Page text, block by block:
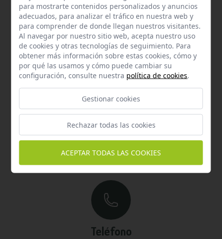
responderemos en menos de 24 horas laborables.
Horario de atención al cliente:
De lunes a jueves de 8:00 a 15:00 y viernes de 8:00 a 14:00
hola@welovemascotas.com
Teléfono
para mostrarte contenidos personalizados y anuncios
adecuados, para analizar el tráfico en nuestra web y
para comprender de donde llegan nuestros visitantes.
Al navegar por nuestro sitio web, acepta nuestro uso
de cookies y otras tecnologías de seguimiento. Para
obtener más información sobre estas cookies, cómo y
por qué las usamos y cómo puede cambiar su
configuración, consulte nuestra política de cookies.
Gestionar cookies
Rechazar todas las cookies
ACEPTAR TODAS LAS COOKIES